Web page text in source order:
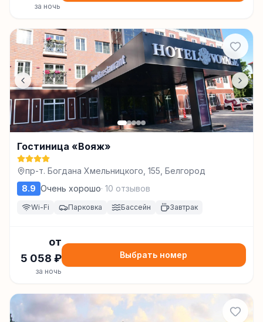
за ночь
Гостиница «Вояж»
пр-т. Богдана Хмельницкого, 155, Белгород
8.9 Очень хорошо· 10 отзывов
Wi-Fi Парковка Бассейн Завтрак
от
5 058 ₽
за ночь
Выбрать номер